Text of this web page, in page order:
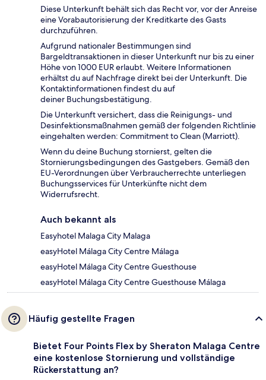
Diese Unterkunft behält sich das Recht vor, vor der Anreise
eine Vorabautorisierung der Kreditkarte des Gasts
durchzuführen.
Aufgrund nationaler Bestimmungen sind
Bargeldtransaktionen in dieser Unterkunft nur bis zu einer
Höhe von 1000 EUR erlaubt. Weitere Informationen
erhältst du auf Nachfrage direkt bei der Unterkunft. Die
Kontaktinformationen findest du auf
deiner Buchungsbestätigung.
Die Unterkunft versichert, dass die Reinigungs- und
Desinfektionsmaßnahmen gemäß der folgenden Richtlinie
eingehalten werden: Commitment to Clean (Marriott).
Wenn du deine Buchung stornierst, gelten die
Stornierungsbedingungen des Gastgebers. Gemäß den
EU-Verordnungen über Verbraucherrechte unterliegen
Buchungsservices für Unterkünfte nicht dem
Widerrufsrecht.
Auch bekannt als
Easyhotel Malaga City Malaga
easyHotel Málaga City Centre Málaga
easyHotel Málaga City Centre Guesthouse
easyHotel Málaga City Centre Guesthouse Málaga
Häufig gestellte Fragen
Bietet Four Points Flex by Sheraton Malaga Centre
eine kostenlose Stornierung und vollständige
Rückerstattung an?